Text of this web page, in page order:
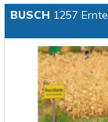
BUSCH 1257